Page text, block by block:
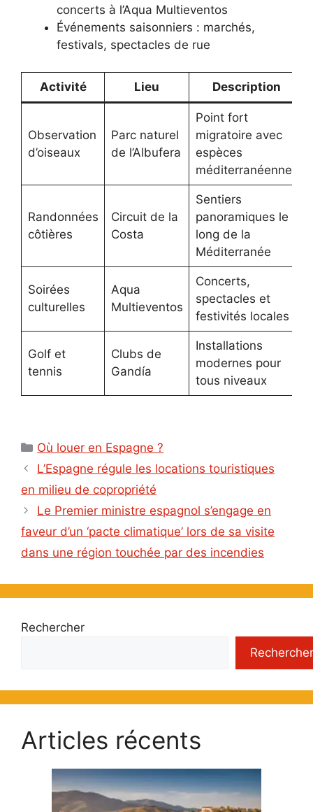
concerts à l’Aqua Multieventos
Événements saisonniers : marchés,
festivals, spectacles de rue
Activité Lieu Description
Observation
d’oiseaux
Parc naturel
de l’Albufera
Point fort
migratoire avec
espèces
méditerranéennes
Randonnées
côtières
Circuit de la
Costa
Sentiers
panoramiques le
long de la
Méditerranée
Soirées
culturelles
Aqua
Multieventos
Concerts,
spectacles et
festivités locales
Golf et
tennis
Clubs de
Gandía
Installations
modernes pour
tous niveaux
Catégories
Où louer en Espagne ?
L’Espagne régule les locations touristiques
en milieu de copropriété
Le Premier ministre espagnol s’engage en
faveur d’un ‘pacte climatique’ lors de sa visite
dans une région touchée par des incendies
Rechercher
Rechercher
Articles récents